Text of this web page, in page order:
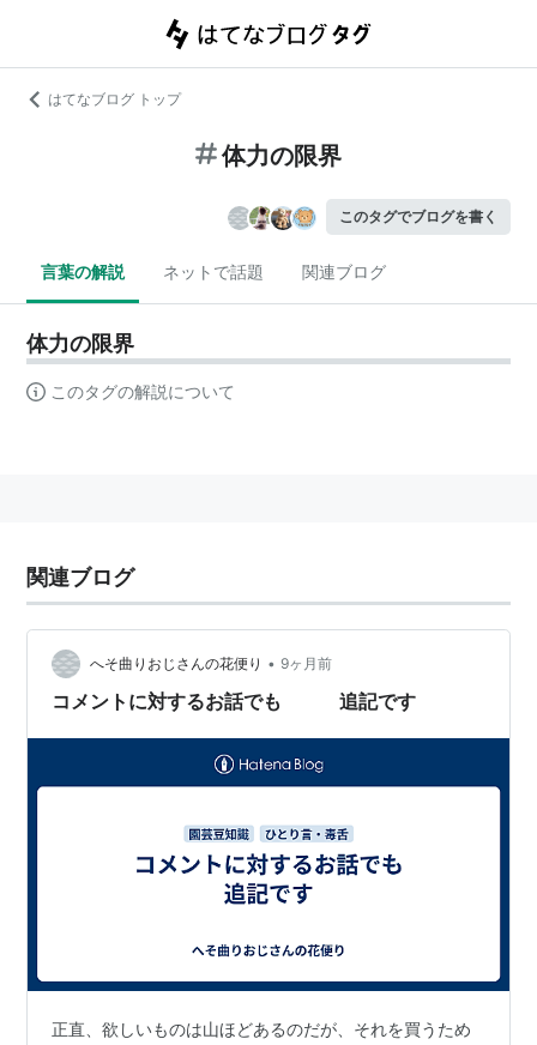
はてなブログ トップ
体力の限界
このタグでブログを書く
言葉の解説 ネットで話題 関連ブログ
体力の限界
このタグの解説について
関連ブログ
へそ曲りおじさんの花便り • 9ヶ月前
コメントに対するお話でも 追記です
正直、欲しいものは山ほどあるのだが、それを買うため